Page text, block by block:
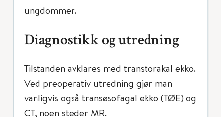
ungdommer.
Diagnostikk og utredning
Tilstanden avklares med transtorakal ekko.
Ved preoperativ utredning gjør man
vanligvis også transøsofagal ekko (TØE) og
CT, noen steder MR.